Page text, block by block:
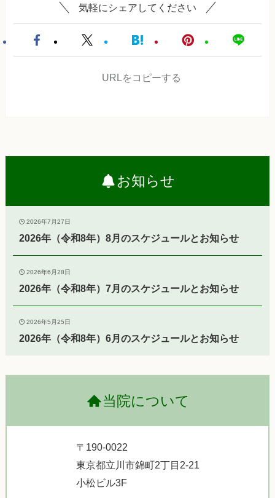
気軽にシェアしてください
URLをコピーする
お知らせ
2026年7月27日
2026年（令和8年）8月のスケジュールとお知らせ
2026年6月28日
2026年（令和8年）7月のスケジュールとお知らせ
2026年5月25日
2026年（令和8年）6月のスケジュールとお知らせ
当院について
〒190-0022
東京都立川市錦町2丁目2-21
小松ビル3F